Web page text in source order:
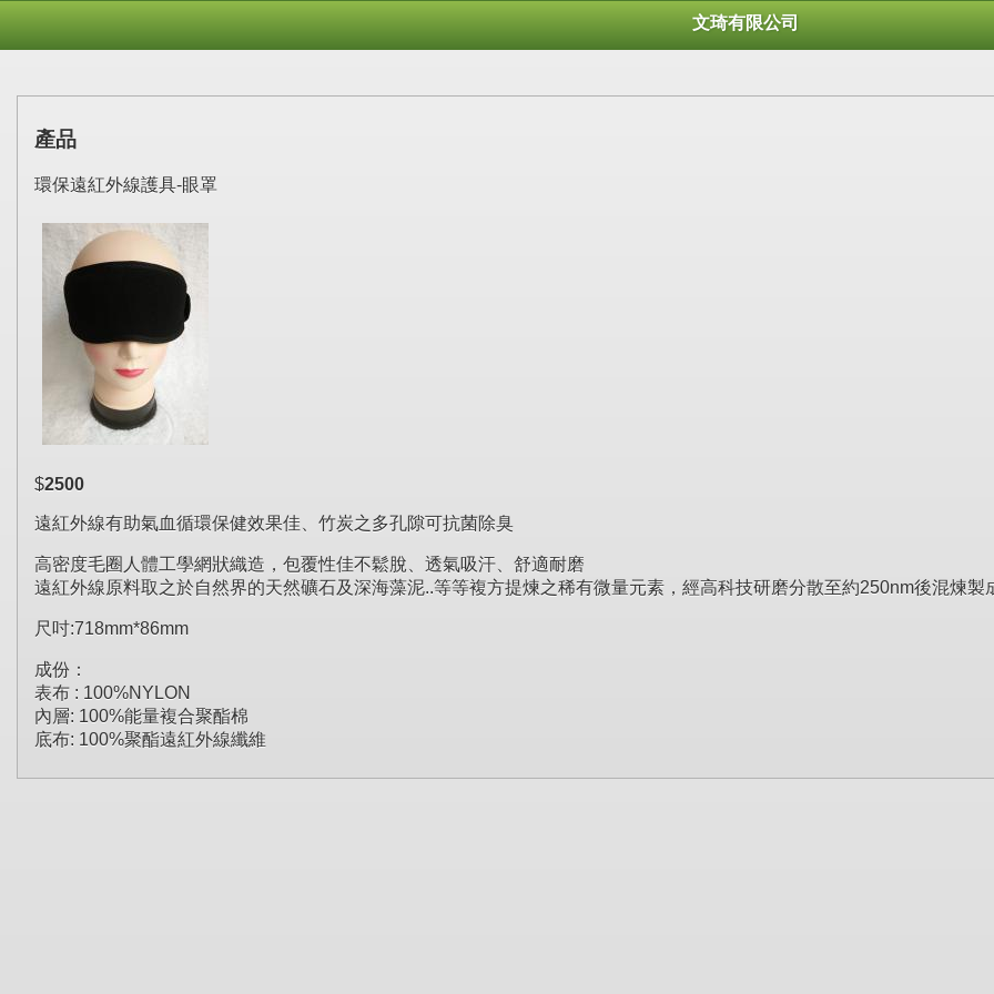
文琦有限公司
產品
環保遠紅外線護具-眼罩
$2500
遠紅外線有助氣血循環保健效果佳、竹炭之多孔隙可抗菌除臭
高密度毛圈人體工學網狀織造，包覆性佳不鬆脫、透氣吸汗、舒適耐磨
遠紅外線原料取之於自然界的天然礦石及深海藻泥..等等複方提煉之稀有微量元素，經高科技研磨分散至約250nm後混煉製
尺吋:718mm*86mm
成份：
表布 : 100%NYLON
內層: 100%能量複合聚酯棉
底布: 100%聚酯遠紅外線纖維